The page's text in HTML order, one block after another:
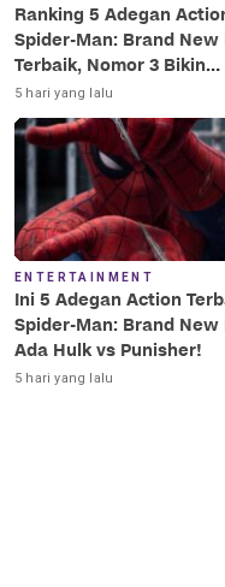
Ranking 5 Adegan
Spider-Man: Brand New
Terbaik, Nomor 3 Bikin
Terkesima!
5 hari yang lalu
ENTERTAINMENT
Ini 5 Adegan Action
Spider-Man: Brand New
Ada Hulk vs Punisher!
5 hari yang lalu